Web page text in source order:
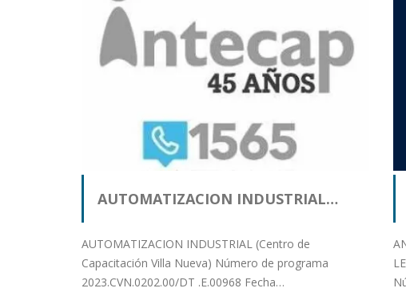
AUTOMATIZACION INDUSTRIAL…
AUTOMATIZACION INDUSTRIAL (Centro de
Capacitación Villa Nueva) Número de programa
2023.CVN.0202.00/DT .E.00968 Fecha…